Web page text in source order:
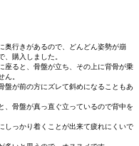
奥行きがあるので、どんどん姿勢が崩
購入しました。
座ると、骨盤が立ち、その上に背骨が乗
ん。
盤が前の方にズレて斜めになることもあ
、骨盤が真っ直ぐ立っているので背中を
しっかり着くことが出来て疲れにくいで